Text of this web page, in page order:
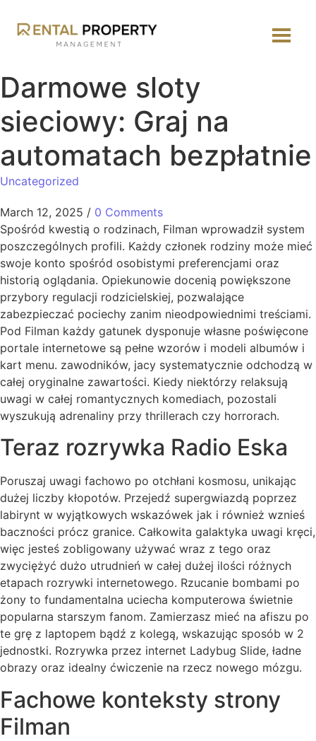
Darmowe sloty
sieciowy: Graj na
automatach bezpłatnie
Uncategorized
March 12, 2025 / 0 Comments
Spośród kwestią o rodzinach, Filman wprowadził system
poszczególnych profili. Każdy członek rodziny może mieć
swoje konto spośród osobistymi preferencjami oraz
historią oglądania. Opiekunowie docenią powiększone
przybory regulacji rodzicielskiej, pozwalające
zabezpieczać pociechy zanim nieodpowiednimi treściami.
Pod Filman każdy gatunek dysponuje własne poświęcone
portale internetowe są pełne wzorów i modeli albumów i
kart menu. zawodników, jacy systematycznie odchodzą w
całej oryginalne zawartości. Kiedy niektórzy relaksują
uwagi w całej romantycznych komediach, pozostali
wyszukują adrenaliny przy thrillerach czy horrorach.
Teraz rozrywka Radio Eska
Poruszaj uwagi fachowo po otchłani kosmosu, unikając
dużej liczby kłopotów. Przejedź supergwiazdą poprzez
labirynt w wyjątkowych wskazówek jak i również wznieś
baczności prócz granice. Całkowita galaktyka uwagi kręci,
więc jesteś zobligowany używać wraz z tego oraz
zwyciężyć dużo utrudnień w całej dużej ilości różnych
etapach rozrywki internetowego. Rzucanie bombami po
żony to fundamentalna uciecha komputerowa świetnie
popularna starszym fanom. Zamierzasz mieć na afiszu po
te grę z laptopem bądź z kolegą, wskazując sposób w 2
jednostki. Rozrywka przez internet Ladybug Slide, ładne
obrazy oraz idealny ćwiczenie na rzecz nowego mózgu.
Fachowe konteksty strony
Filman